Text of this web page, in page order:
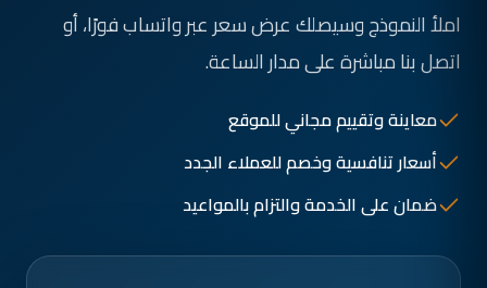
املأ النموذج وسيصلك عرض سعر عبر واتساب فورًا، أو
اتصل بنا مباشرة على مدار الساعة.
معاينة وتقييم مجاني للموقع
أسعار تنافسية وخصم للعملاء الجدد
ضمان على الخدمة والتزام بالمواعيد